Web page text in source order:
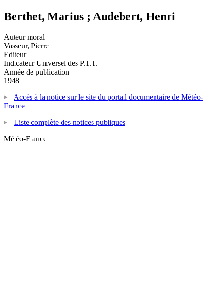
Berthet, Marius ; Audebert, Henri
Auteur moral
Vasseur, Pierre
Editeur
Indicateur Universel des P.T.T.
Année de publication
1948
Accès à la notice sur le site du portail documentaire de Météo-
France
Liste complète des notices publiques
Météo-France